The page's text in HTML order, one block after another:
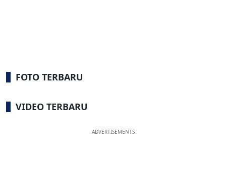
FOTO TERBARU
VIDEO TERBARU
ADVERTISEMENTS